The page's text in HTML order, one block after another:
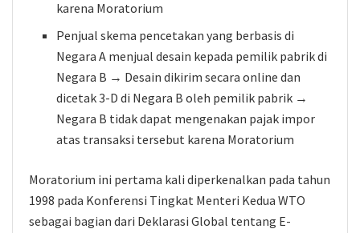
karena Moratorium
Penjual skema pencetakan yang berbasis di
Negara A menjual desain kepada pemilik pabrik di
Negara B → Desain dikirim secara online dan
dicetak 3-D di Negara B oleh pemilik pabrik →
Negara B tidak dapat mengenakan pajak impor
atas transaksi tersebut karena Moratorium
Moratorium ini pertama kali diperkenalkan pada tahun
1998 pada Konferensi Tingkat Menteri Kedua WTO
sebagai bagian dari Deklarasi Global tentang E-